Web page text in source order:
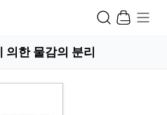
의한 물감의 분리